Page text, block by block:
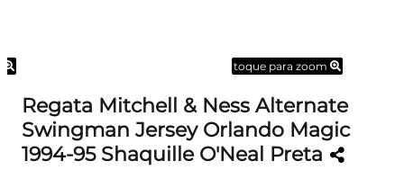
toque para zoom
Regata Mitchell & Ness Alternate
Swingman Jersey Orlando Magic
1994-95 Shaquille O'Neal Preta